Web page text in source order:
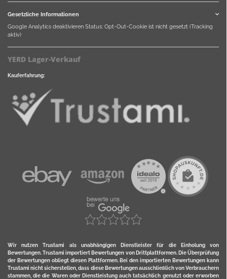
Gesetzliche Informationen
Google Analytics deaktivieren Status: Opt-Out-Cookie ist nicht gesetzt (Tracking
aktiv)
YERD Lager-Verkauf
Kauferfahrung:
Wir nutzen Trustami als unabhängigen Dienstleister für die Einholung von
Bewertungen. Trustami importiert Bewertungen von Drittplattformen. Die Überprüfung
der Bewertungen obliegt diesen Plattformen. Bei den importierten Bewertungen kann
Trustami nicht sicherstellen, dass diese Bewertungen ausschließlich von Verbrauchern
stammen, die die Waren oder Dienstleistung auch tatsächlich genutzt oder erworben